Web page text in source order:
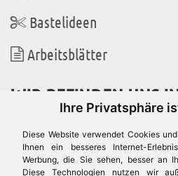
Ihre Privatsphäre
Diese Website verwendet Cookies
Ihnen ein besseres Internet-
Werbung, die Sie sehen, besser an
Diese Technologien nutzen wir
Bastelideen
Arbeitsblätter
WIR BEFINDEN UNS